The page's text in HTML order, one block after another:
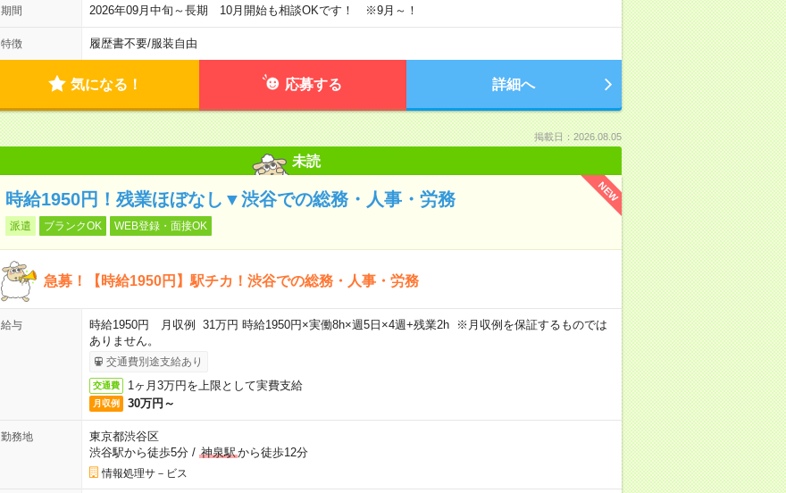
期間 2026年09月中旬～長期 10月開始も相談OKです！ ※9月～！
特徴 履歴書不要/服装自由
気になる！ 応募する 詳細へ
掲載日：2026.08.05
未読
NEW
時給1950円！残業ほぼなし▼渋谷での総務・人事・労務
派遣 ブランクOK WEB登録・面接OK
急募！【時給1950円】駅チカ！渋谷での総務・人事・労務
給与
時給1950円 月収例 31万円 時給1950円×実働8h×週5日×4週+残業2h ※月収例を保証するものでは
ありません。
交通費別途支給あり
交通費 1ヶ月3万円を上限として実費支給
月収例 30万円～
勤務地
東京都渋谷区
渋谷駅から徒歩5分/ 神泉駅から徒歩12分
情報処理サ－ビス